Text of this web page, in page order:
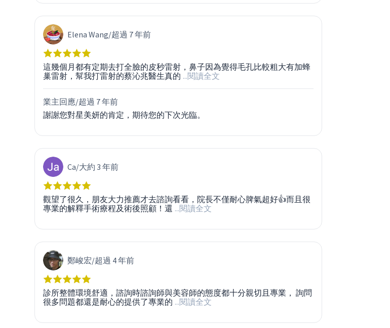
Elena Wang/超過 7 年前
這幾個月都有定期去打全臉的皮秒雷射，鼻子因為覺得毛孔比較粗大有加蜂
巢雷射，幫我打雷射的蔡沁兆醫生真的 ...閱讀全文
業主回應/超過 7 年前
謝謝您對星美妍的肯定，期待您的下次光臨。
Ca/大約 3 年前
觀望了很久，朋友大力推薦才去諮詢看看，院長不僅耐心脾氣超好👍而且很
專業的解釋手術療程及術後照顧！還 ...閱讀全文
鄭峻宏/超過 4 年前
診所整體環境舒適，諮詢時諮詢師與美容師的態度都十分親切且專業， 詢問
很多問題都還是耐心的提供了專業的 ...閱讀全文